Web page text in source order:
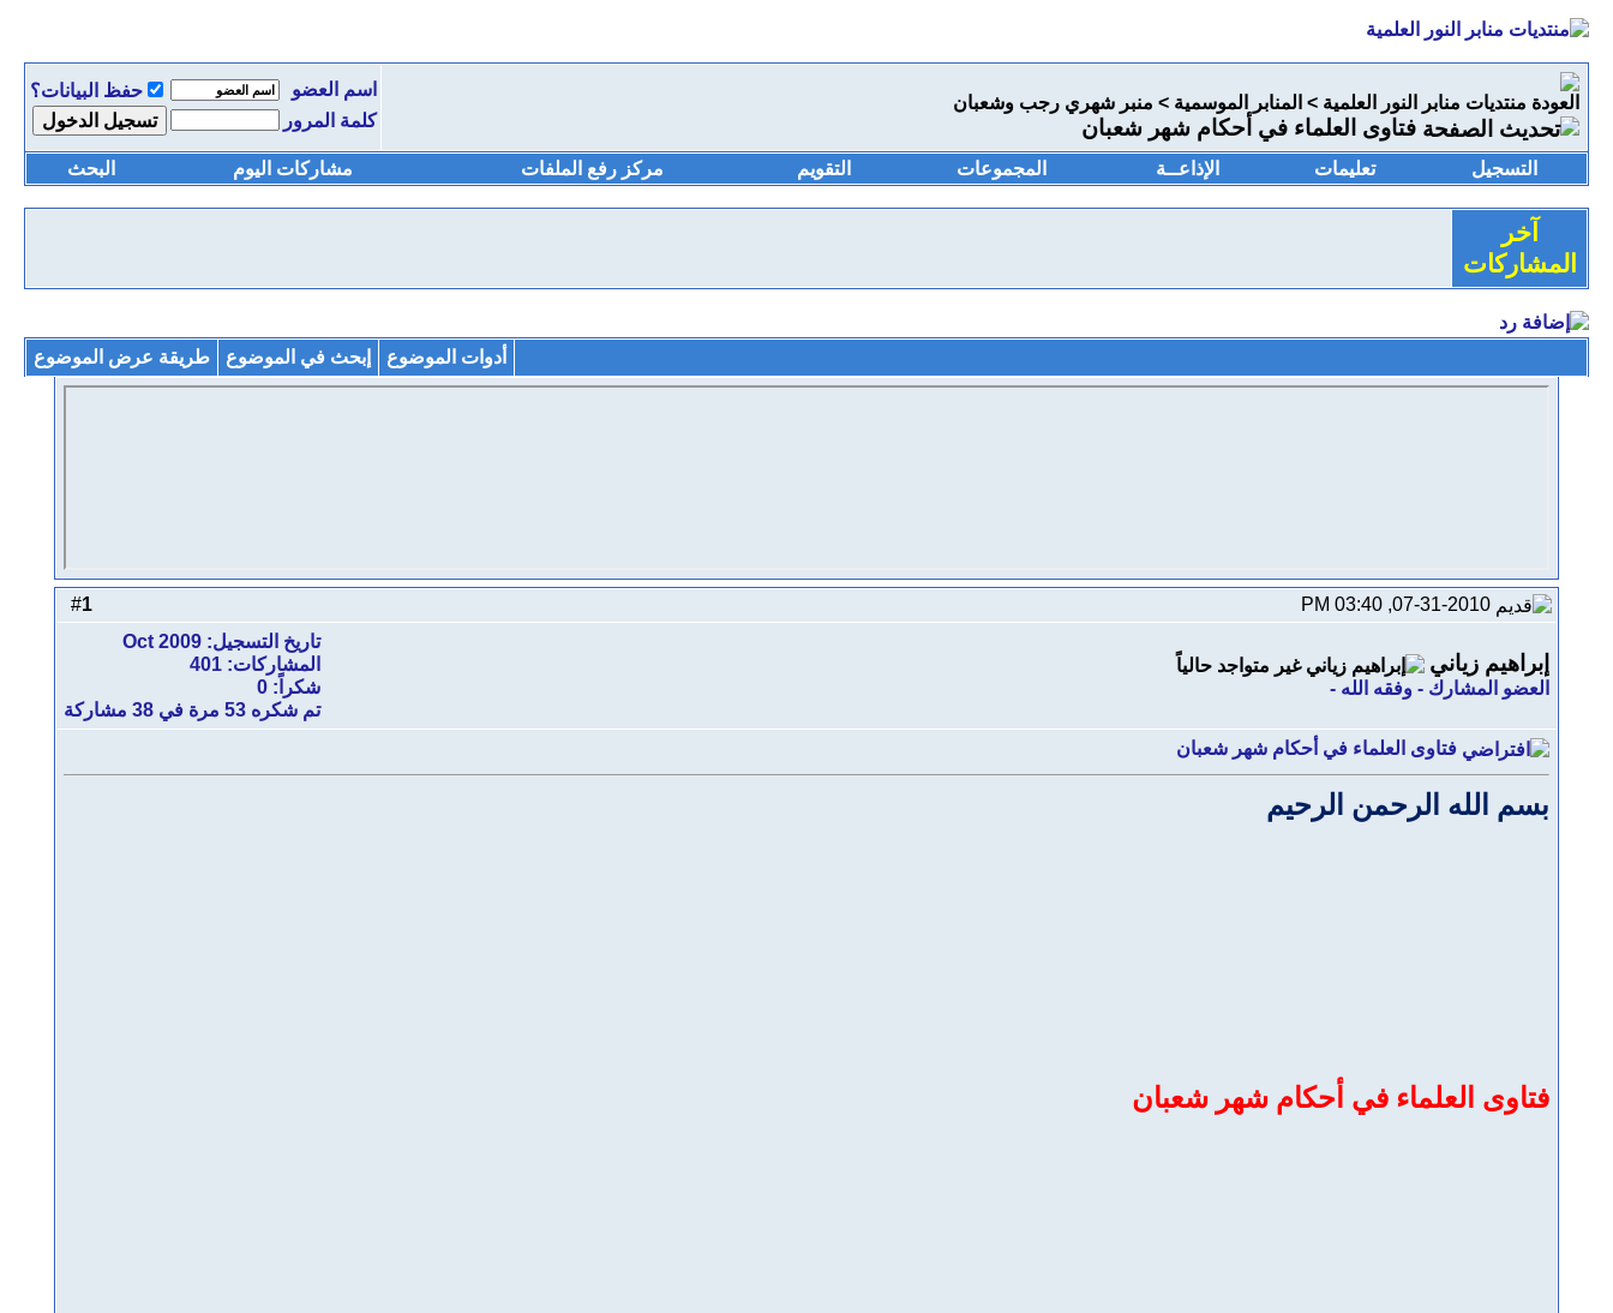
منتديات منابر النور العلمية > المنابر الموسمية > منبر شهري رجب وشعبان
فتاوى العلماء في أحكام شهر شعبان
اسم العضو
حفظ البيانات؟
كلمة المرور
التسجيل تعليمات الإذاعــة المجموعات التقويم مركز رفع الملفات مشاركات اليوم البحث
آخر
المشاركات
أدوات الموضوع إبحث في الموضوع طريقة عرض الموضوع
1
إبراهيم زياني
العضو المشارك - وفقه الله -
تاريخ التسجيل: Oct 2009
المشاركات: 401
شكراً: 0
تم شكره 53 مرة في 38 مشاركة
فتاوى العلماء في أحكام شهر شعبان
بسم الله الرحمن الرحيم
فتاوى العلماء في أحكام شهر شعبان